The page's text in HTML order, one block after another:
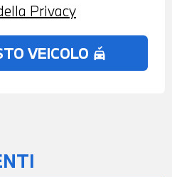
SEDILI SPORTIVI -
- LISTELLI
- COMANDI
ASSISTANT -
D'EMERGENZA
-
Privacy
VEICOLO no_crash